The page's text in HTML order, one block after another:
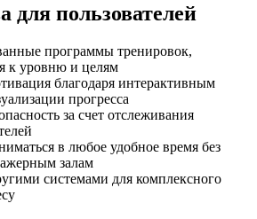
для пользователей
программы тренировок,
к уровню и целям
благодаря интерактивным
прогресса
за счет отслеживания
в любое удобное время без
залам
системами для комплексного